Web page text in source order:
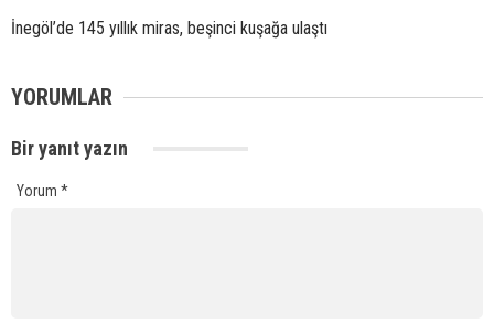
İnegöl’de 145 yıllık miras, beşinci kuşağa ulaştı
YORUMLAR
Bir yanıt yazın
Yorum *